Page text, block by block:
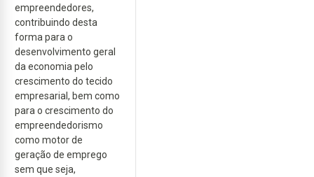
empreendedores,
contribuindo desta
forma para o
desenvolvimento geral
da economia pelo
crescimento do tecido
empresarial, bem como
para o crescimento do
empreendedorismo
como motor de
geração de emprego
sem que seja,